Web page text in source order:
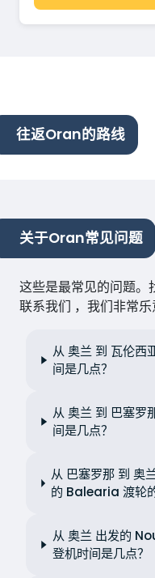
往返Oran的路线
关于Oran常见问题
这些是最常见的问题。
联系我们 ，我们非常乐
从 奥兰 到 瓦伦
间是几点？
从 奥兰 到 巴塞
间是几点？
从 巴塞罗那 到 奥
的 Balearia 渡轮
从 奥兰 出发的
登机时间是几点？